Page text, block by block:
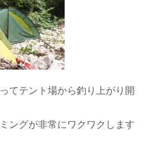
てテント場から釣り上がり開
ングが非常にワクワクします